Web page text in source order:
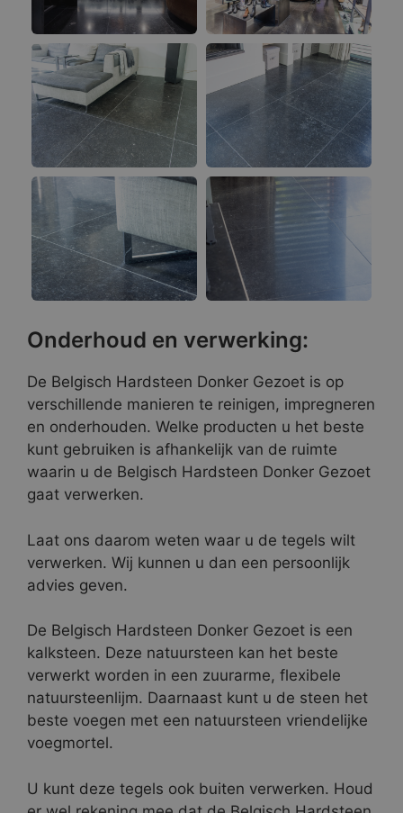
Onderhoud en verwerking:
De Belgisch Hardsteen Donker Gezoet is op
verschillende manieren te reinigen, impregneren
en onderhouden. Welke producten u het beste
kunt gebruiken is afhankelijk van de ruimte
waarin u de Belgisch Hardsteen Donker Gezoet
gaat verwerken.
Laat ons daarom weten waar u de tegels wilt
verwerken. Wij kunnen u dan een persoonlijk
advies geven.
De Belgisch Hardsteen Donker Gezoet is een
kalksteen. Deze natuursteen kan het beste
verwerkt worden in een zuurarme, flexibele
natuursteenlijm. Daarnaast kunt u de steen het
beste voegen met een natuursteen vriendelijke
voegmortel.
U kunt deze tegels ook buiten verwerken. Houd